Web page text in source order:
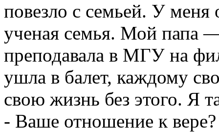
повезло с семьей. У меня
ученая семья. Мой папа
преподавала в МГУ на
ушла в балет, каждому
свою жизнь без этого. Я
- Ваше отношение к вере?